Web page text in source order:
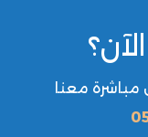
معنا